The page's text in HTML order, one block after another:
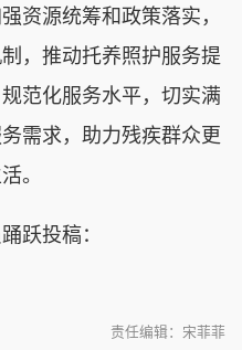
资源统筹和政策落实，
，推动托养照护服务提
范化服务水平，切实满
需求，助力残疾群众更
。
跃投稿：
责任编辑：宋菲菲